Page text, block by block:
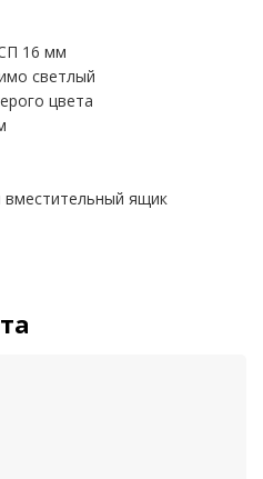
16 мм
светлый
цвета
ящик